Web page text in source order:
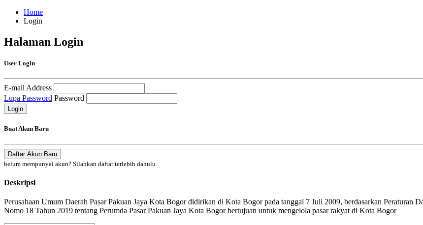
Home
Login
Halaman Login
User Login
E-mail Address
Lupa Password Password
Buat Akun Baru
Daftar Akun Baru
belum mempunyai akun? Silahkan daftar terlebih dahulu.
Deskripsi
Perusahaan Umum Daerah Pasar Pakuan Jaya Kota Bogor didirikan di Kota Bogor pada tanggal 7 Juli 2009, berdasarkan Peraturan
Nomo 18 Tahun 2019 tentang Perumda Pasar Pakuan Jaya Kota Bogor bertujuan untuk mengelola pasar rakyat di Kota Bogor